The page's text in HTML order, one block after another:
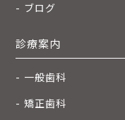
ブログ
診療案内
一般歯科
矯正歯科